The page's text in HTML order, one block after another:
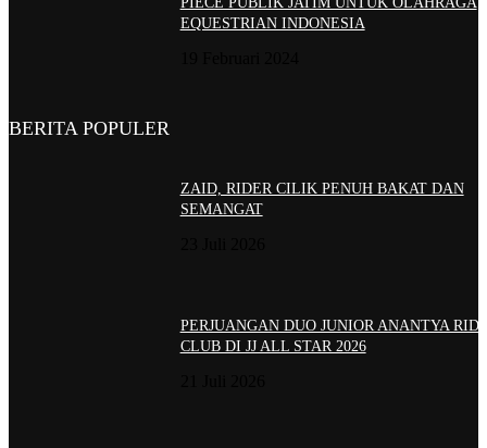
EQUESTRIAN INDONESIA
BERITA POPULER
ZAID, RIDER CILIK PENUH BAKAT DAN
SEMANGAT
PERJUANGAN DUO JUNIOR ANANTYA
CLUB DI JJ ALL STAR 2026